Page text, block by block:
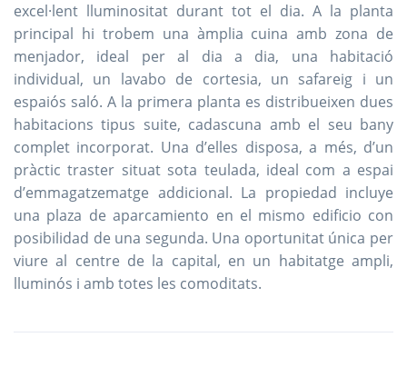
excel·lent lluminositat durant tot el dia. A la planta
principal hi trobem una àmplia cuina amb zona de
menjador, ideal per al dia a dia, una habitació
individual, un lavabo de cortesia, un safareig i un
espaiós saló. A la primera planta es distribueixen dues
habitacions tipus suite, cadascuna amb el seu bany
complet incorporat. Una d’elles disposa, a més, d’un
pràctic traster situat sota teulada, ideal com a espai
d’emmagatzematge addicional. La propiedad incluye
una plaza de aparcamiento en el mismo edificio con
posibilidad de una segunda. Una oportunitat única per
viure al centre de la capital, en un habitatge ampli,
lluminós i amb totes les comoditats.